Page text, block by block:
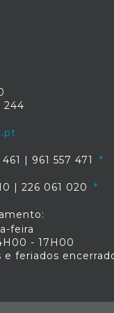
244
| 961 557 471
| 226 061 020
feira
- 17H00
e feriados